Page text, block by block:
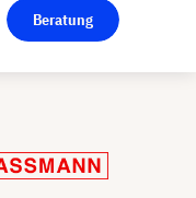
Beratung